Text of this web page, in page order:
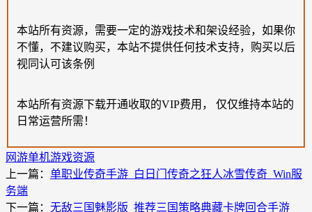
本站所有资源，需要一定的游戏技术和架设经验，如果你
不懂，不建议购买，本站不提供任何技术支持，购买以后
视同认可该条例
本站所有资源下载开通收取的VIP费用， 仅仅维持本站的
日常运营所需！
网游单机游戏资源
上一篇： 单职业传奇手游_白日门传奇之狂人冰雪传奇_Win服
务端
下一篇： 无敌三国魅影版_推荐三国策略典藏卡牌回合手游